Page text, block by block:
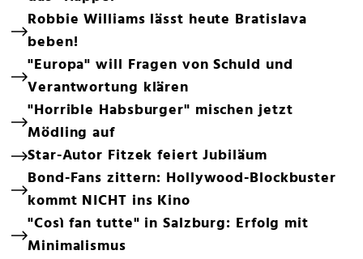
Robbie Williams lässt heute Bratislava
beben!
"Europa" will Fragen von Schuld und
Verantwortung klären
"Horrible Habsburger" mischen jetzt
Mödling auf
Star-Autor Fitzek feiert Jubiläum
Bond-Fans zittern: Hollywood-Blockbuster
kommt NICHT ins Kino
"Così fan tutte" in Salzburg: Erfolg mit
Minimalismus